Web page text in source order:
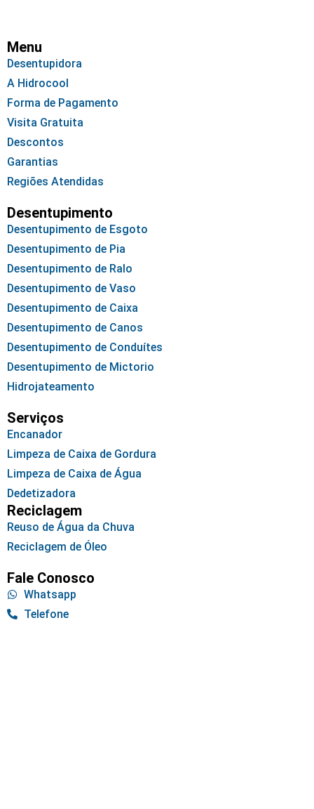
Menu
Desentupidora
A Hidrocool
Forma de Pagamento
Visita Gratuita
Descontos
Garantias
Regiões Atendidas
Desentupimento
Desentupimento de Esgoto
Desentupimento de Pia
Desentupimento de Ralo
Desentupimento de Vaso
Desentupimento de Caixa
Desentupimento de Canos
Desentupimento de Conduítes
Desentupimento de Mictorio
Hidrojateamento
Serviços
Encanador
Limpeza de Caixa de Gordura
Limpeza de Caixa de Água
Dedetizadora
Reciclagem
Reuso de Água da Chuva
Reciclagem de Óleo
Fale Conosco
Whatsapp
Telefone